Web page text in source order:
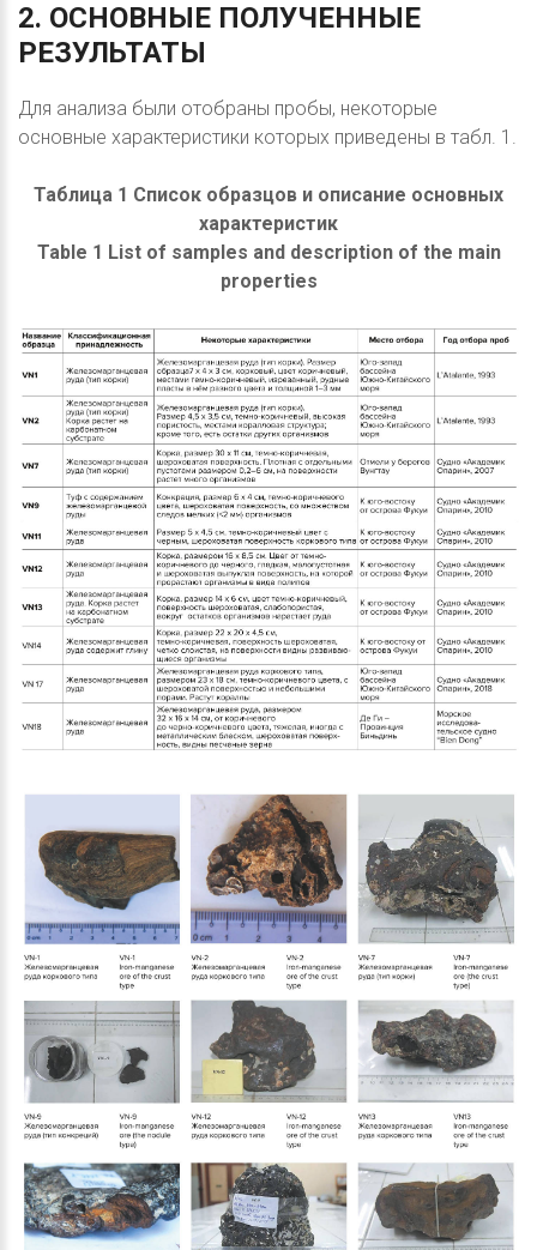
2. ОСНОВНЫЕ ПОЛУЧЕННЫЕ
РЕЗУЛЬТАТЫ
Для анализа были отобраны пробы, некоторые
основные характеристики которых приведены в табл. 1.
Таблица 1 Список образцов и описание основных
характеристик
Table 1 List of samples and description of the main
properties